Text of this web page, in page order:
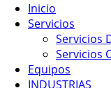
Inicio
Servicios
Servicios
Servicios
Equipos
INDUSTRIAS